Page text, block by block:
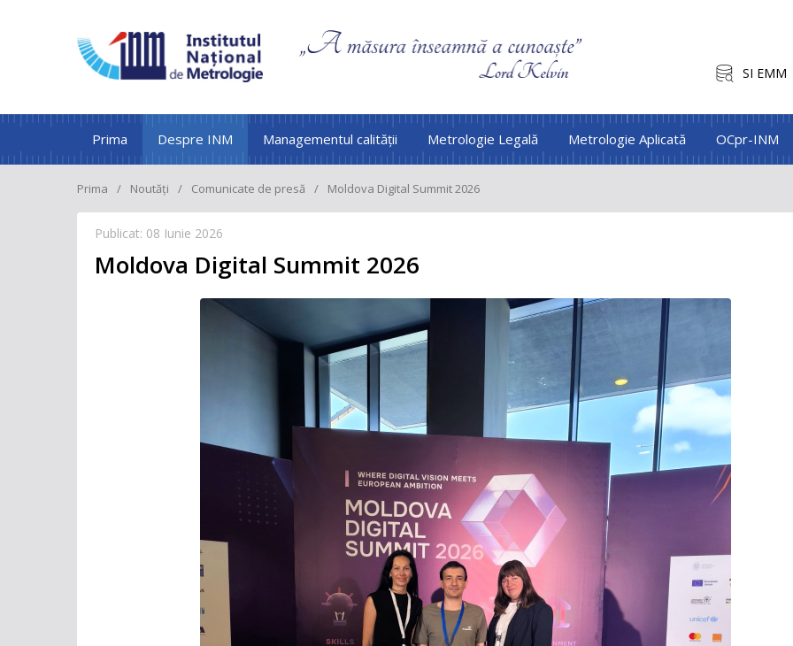
SI EMM
Prima Despre INM Managementul calității Metrologie Legală Metrologie Aplicată OCpr-INM
Prima Noutăți Comunicate de presă Moldova Digital Summit 2026
Publicat: 08 Iunie 2026
Moldova Digital Summit 2026